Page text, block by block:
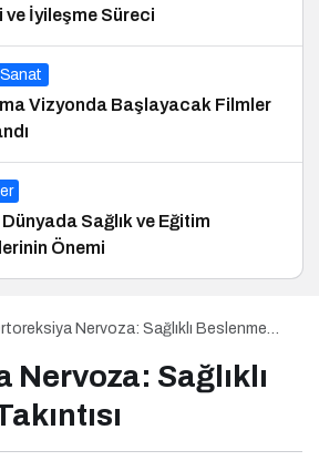
ve İyileşme Süreci
Vizyonda Başlayacak Filmler
Sağlık ve Eğitim
Önemi
Nervoza: Sağlıklı Beslenme
Nervoza: Sağlıklı